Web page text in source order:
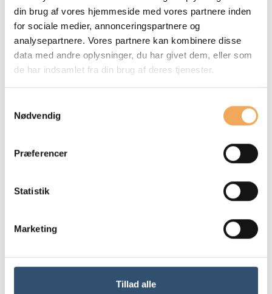
din brug af vores hjemmeside med vores partnere inden
for sociale medier, annonceringspartnere og
analysepartnere. Vores partnere kan kombinere disse
data med andre oplysninger, du har givet dem, eller som
de har indsamlet fra din brug af deres tjenester.
Nødvendig
Præferencer
Statistik
Marketing
Tillad alle
Digitalisering handler ikke om at samle flere
Med den rette struktur, konfiguration og snart også AI som
forstærker, skabes en stærkere kæde gennem hele